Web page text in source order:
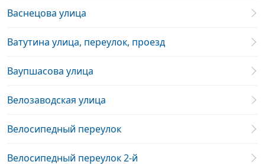
Васнецова улица
Ватутина улица, переулок, проезд
Ваупшасова улица
Велозаводская улица
Велосипедный переулок
Велосипедный переулок 2-й